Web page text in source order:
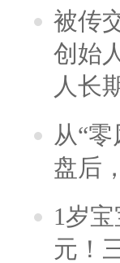
被传
创始
人长
从“
盘后
1岁
元！